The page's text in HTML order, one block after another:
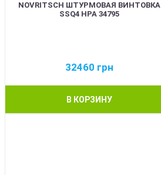
NOVRITSCH ШТУРМОВАЯ ВИНТОВКА
SSQ4 HPA 34795
32460 грн
В КОРЗИНУ